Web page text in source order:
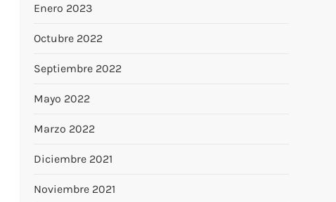
Enero 2023
Octubre 2022
Septiembre 2022
Mayo 2022
Marzo 2022
Diciembre 2021
Noviembre 2021